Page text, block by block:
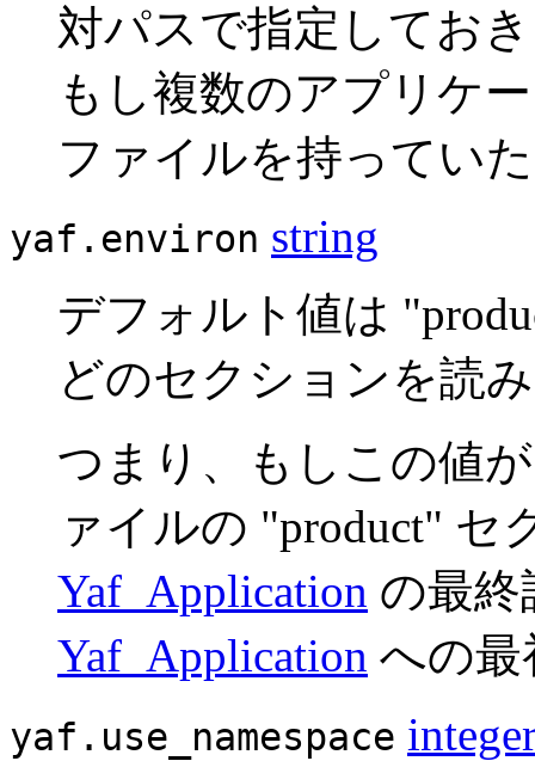
対パスで指定してお
もし複数のアプリケ
ファイルを持ってい
yaf.environ string
デフォルト値は
どのセクションを読
つまり、もしこの値
ァイルの "product" セ
Yaf_Application の最
Yaf_Application への最
yaf.use_namespace